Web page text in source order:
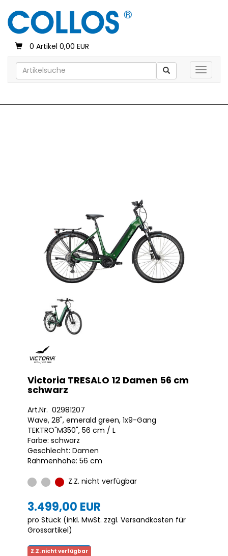
0 Artikel 0,00 EUR
Toggle
Victoria TRESALO 12 Damen 56 cm
schwarz
Art.Nr. 02981207
Wave, 28", emerald green, 1x9-Gang
TEKTRO"M350", 56 cm / L
Farbe: schwarz
Geschlecht: Damen
Rahmenhöhe: 56 cm
Z.Z. nicht verfügbar
3.499,00 EUR
pro Stück (inkl. MwSt. zzgl. Versandkosten für
Grossartikel)
Z.Z. nicht verfügbar